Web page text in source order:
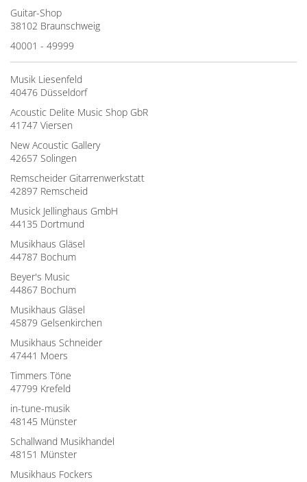
Guitar-Shop
38102 Braunschweig
40001 - 49999
Musik Liesenfeld
40476 Düsseldorf
Acoustic Delite Music Shop GbR
41747 Viersen
New Acoustic Gallery
42657 Solingen
Remscheider Gitarrenwerkstatt
42897 Remscheid
Musick Jellinghaus GmbH
44135 Dortmund
Musikhaus Gläsel
44787 Bochum
Beyer's Music
44867 Bochum
Musikhaus Gläsel
45879 Gelsenkirchen
Musikhaus Schneider
47441 Moers
Timmers Töne
47799 Krefeld
in-tune-musik
48145 Münster
Schallwand Musikhandel
48151 Münster
Musikhaus Fockers